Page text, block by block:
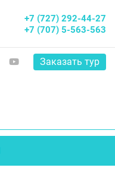
Заказать тур
+7 (727) 292-44-27
+7 (707) 5-563-563